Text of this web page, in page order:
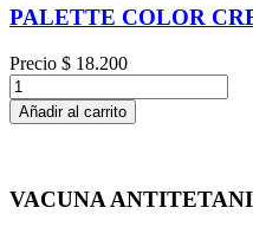
PALETTE COLOR
Precio $ 18.200
Añadir al carrito
VACUNA